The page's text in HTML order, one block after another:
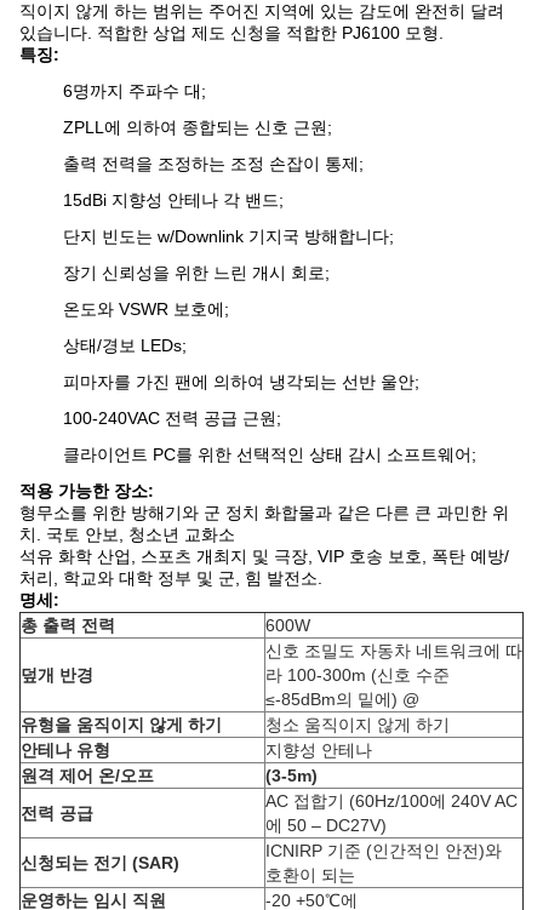
직이지 않게 하는 범위는 주어진 지역에 있는 감도에 완전히 달려
있습니다. 적합한 상업 제도 신청을 적합한 PJ6100 모형.
특징:
6명까지 주파수 대;
ZPLL에 의하여 종합되는 신호 근원;
출력 전력을 조정하는 조정 손잡이 통제;
15dBi 지향성 안테나 각 밴드;
단지 빈도는 w/Downlink 기지국 방해합니다;
장기 신뢰성을 위한 느린 개시 회로;
온도와 VSWR 보호에;
상태/경보 LEDs;
피마자를 가진 팬에 의하여 냉각되는 선반 울안;
100-240VAC 전력 공급 근원;
클라이언트 PC를 위한 선택적인 상태 감시 소프트웨어;
적용 가능한 장소:
형무소를 위한 방해기와 군 정치 화합물과 같은 다른 큰 과민한 위
치. 국토 안보, 청소년 교화소
석유 화학 산업, 스포츠 개최지 및 극장, VIP 호송 보호, 폭탄 예방/
처리, 학교와 대학 정부 및 군, 힘 발전소.
명세:
총 출력 전력
600W
덮개 반경
신호 조밀도 자동차 네트워크에 따
라 100-300m (신호 수준
≤-85dBm의 밑에) @
유형을 움직이지 않게 하기
청소 움직이지 않게 하기
안테나 유형
지향성 안테나
원격 제어 온/오프
(3-5m)
전력 공급
AC 접합기 (60Hz/100에 240V AC
에 50 – DC27V)
신청되는 전기 (SAR)
ICNIRP 기준 (인간적인 안전)와
호환이 되는
운영하는 임시 직원
-20 +50℃에